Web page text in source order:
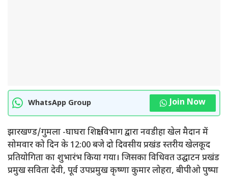
WhatsApp Group Join Now
झारखण्ड/गुमला -घाघरा शिक्षा विभाग द्वारा नवडीहा खेल मैदान में
सोमवार को दिन के 12:00 बजे दो दिवसीय प्रखंड स्तरीय खेलकूद
प्रतियोगिता का शुभारंभ किया गया। जिसका विधिवत उद्घाटन प्रखंड
प्रमुख सविता देवी, पूर्व उपप्रमुख कृष्णा कुमार लोहरा, बीपीओ पुष्पा